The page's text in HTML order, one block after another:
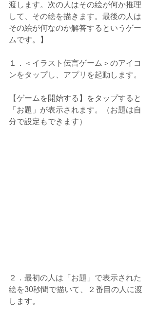
渡します。次の人はその絵が何か推理
して、その絵を描きます。最後の人は
その絵が何なのか解答するというゲー
ムです。】
１．＜イラスト伝言ゲーム＞のアイコ
ンをタップし、アプリを起動します。
【ゲームを開始する】をタップすると
「お題」が表示されます。（お題は自
分で設定もできます）
２．最初の人は「お題」で表示された
絵を30秒間で描いて、２番目の人に渡
します。